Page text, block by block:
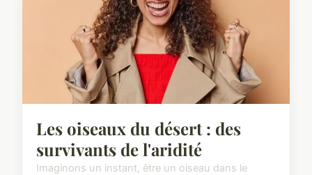
Les oiseaux du désert : des
survivants de l'aridité
Imaginons un instant, être un oiseau dans le